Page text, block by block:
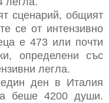
сценарий, общият
се от интензивно
е 473 или почти
определени със
легла.
ден в Италия
беше 4200 души.